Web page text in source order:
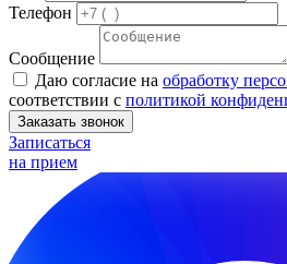
Телефон
Сообщение
Даю согласие на обработку
соответствии с политикой
Заказать звонок
Записаться
на прием